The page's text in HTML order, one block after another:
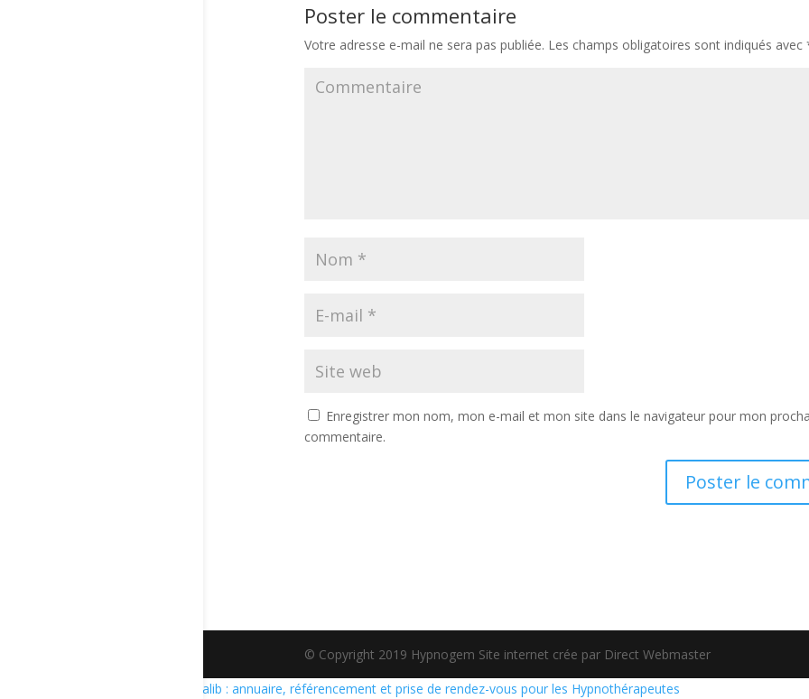
Poster le commentaire
Votre adresse e-mail ne sera pas publiée. Les champs obligatoires sont indiqués avec
Enregistrer mon nom, mon e-mail et mon site dans le navigateur pour mon
commentaire.
© Copyright 2019 Hypnogem Site internet crée par Direct Webmaster
Retrouvez Mathia Brissard sur Resalib : annuaire, référencement et prise de rendez-vous pour les Hypnothérapeutes